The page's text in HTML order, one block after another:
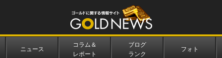
ニュース
コラム＆
レポート
ブログ
ランク
フォト